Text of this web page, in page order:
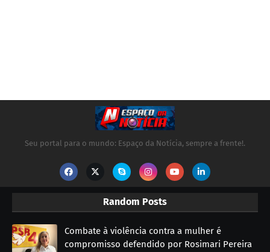
Seu portal para o mundo: Espaço da Notícia, sempre a frente!.
Random Posts
Combate à violência contra a mulher é
compromisso defendido por Rosimari Pereira